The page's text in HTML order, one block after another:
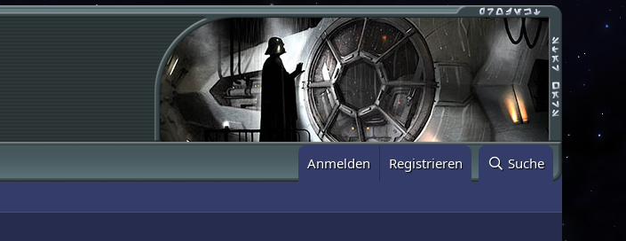
Anmelden Registrieren Suche